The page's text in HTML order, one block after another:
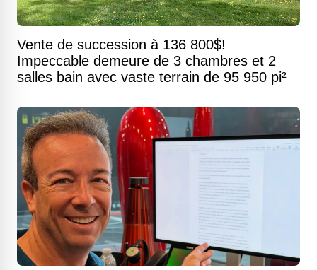
Vente de succession à 136 800$!
Impeccable demeure de 3 chambres et 2
salles bain avec vaste terrain de 95 950 pi²